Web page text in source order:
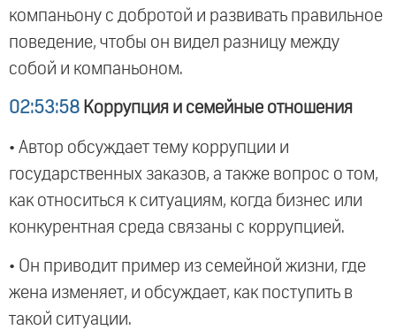
компаньону с добротой и развивать правильное
поведение, чтобы он видел разницу между
собой и компаньоном.
02:53:58 Коррупция и семейные отношения
• Автор обсуждает тему коррупции и
государственных заказов, а также вопрос о том,
как относиться к ситуациям, когда бизнес или
конкурентная среда связаны с коррупцией.
• Он приводит пример из семейной жизни, где
жена изменяет, и обсуждает, как поступить в
такой ситуации.